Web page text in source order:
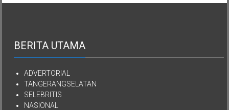
BERITA UTAMA
ADVERTORIAL
TANGERANGSELATAN
SELEBRITIS
NASIONAL